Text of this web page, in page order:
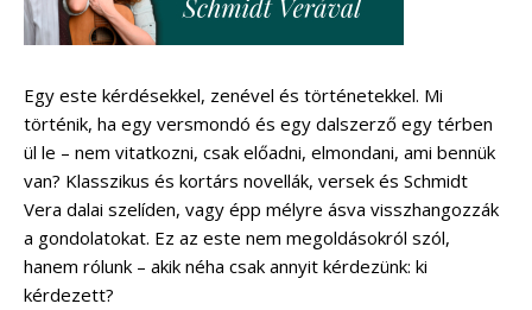
Egy este kérdésekkel, zenével és történetekkel. Mi
történik, ha egy versmondó és egy dalszerző egy térben
ül le – nem vitatkozni, csak előadni, elmondani, ami bennük
van? Klasszikus és kortárs novellák, versek és Schmidt
Vera dalai szelíden, vagy épp mélyre ásva visszhangozzák
a gondolatokat. Ez az este nem megoldásokról szól,
hanem rólunk – akik néha csak annyit kérdezünk: ki
kérdezett?